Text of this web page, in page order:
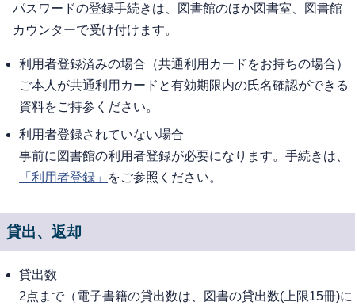
パスワードの登録手続きは、図書館のほか図書室、図書館
カウンターで受け付けます。
利用者登録済みの場合（共通利用カードをお持ちの場合）
ご本人が共通利用カードと有効期限内の氏名確認ができる
資料をご持参ください。
利用者登録されていない場合
事前に図書館の利用者登録が必要になります。手続きは、
「利用者登録」
をご参照ください。
貸出、返却
貸出数
2点まで（電子書籍の貸出数は、図書の貸出数(上限15冊)に